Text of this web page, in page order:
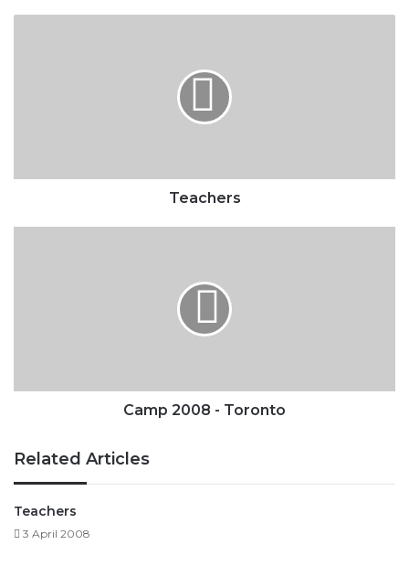
Teachers
Camp 2008 - Toronto
Related Articles
Teachers
3 April 2008